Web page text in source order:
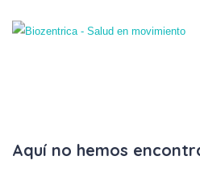
Aquí no hemos